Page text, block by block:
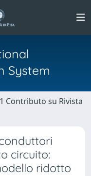
System
1 Contributo su Rivista
circuito:
ridotto